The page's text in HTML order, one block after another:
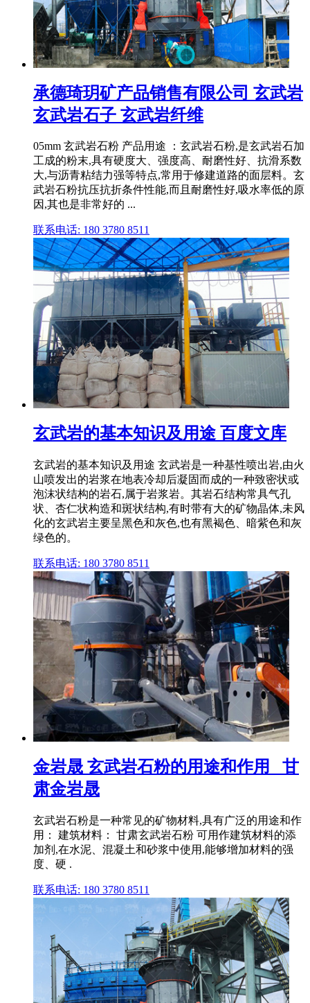
承德琦玥矿产品销售有限公司 玄武岩
玄武岩石子 玄武岩纤维
05mm 玄武岩石粉 产品用途 ：玄武岩石粉,是玄武岩石加
工成的粉末,具有硬度大、强度高、耐磨性好、抗滑系数
大,与沥青粘结力强等特点,常用于修建道路的面层料。玄
武岩石粉抗压抗折条件性能,而且耐磨性好,吸水率低的原
因,其也是非常好的 ...
联系电话: 180 3780 8511
玄武岩的基本知识及用途 百度文库
玄武岩的基本知识及用途 玄武岩是一种基性喷出岩,由火
山喷发出的岩浆在地表冷却后凝固而成的一种致密状或
泡沫状结构的岩石,属于岩浆岩。其岩石结构常具气孔
状、杏仁状构造和斑状结构,有时带有大的矿物晶体,未风
化的玄武岩主要呈黑色和灰色,也有黑褐色、暗紫色和灰
绿色的。
联系电话: 180 3780 8511
金岩晟 玄武岩石粉的用途和作用 _甘
肃金岩晟
玄武岩石粉是一种常见的矿物材料,具有广泛的用途和作
用： 建筑材料： 甘肃玄武岩石粉 可用作建筑材料的添
加剂,在水泥、混凝土和砂浆中使用,能够增加材料的强
度、硬 .
联系电话: 180 3780 8511